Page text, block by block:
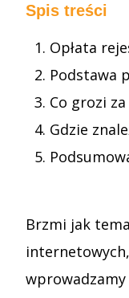
Spis treści
Opłata
Podstawa
Co grozi
Gdzie
Brzmi jak